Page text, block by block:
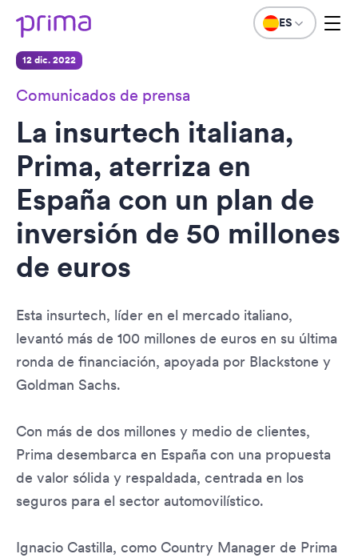
ES
12 dic. 2022
Comunicados de prensa
La insurtech italiana,
Prima, aterriza en
España con un plan de
inversión de 50 millones
de euros
Esta insurtech, líder en el mercado italiano,
levantó más de 100 millones de euros en su última
ronda de financiación, apoyada por Blackstone y
Goldman Sachs.
Con más de dos millones y medio de clientes,
Prima desembarca en España con una propuesta
de valor sólida y respaldada, centrada en los
seguros para el sector automovilístico.
Ignacio Castilla, como Country Manager de Prima